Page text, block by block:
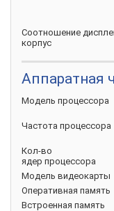
Соотношение
корпус
Аппаратная
Модель процессора
Частота процессора
Кол-во
ядер процессора
Модель видеокарты
Оперативная память
Встроенная память